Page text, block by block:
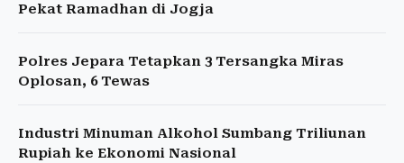
Pekat Ramadhan di Jogja
Polres Jepara Tetapkan 3 Tersangka Miras
Oplosan, 6 Tewas
Industri Minuman Alkohol Sumbang Triliunan
Rupiah ke Ekonomi Nasional